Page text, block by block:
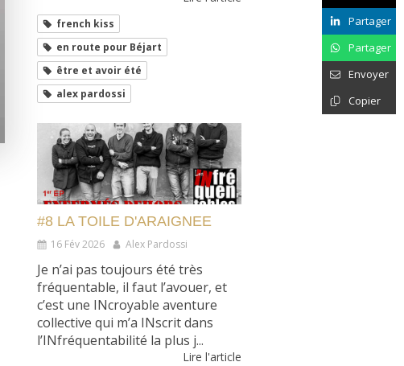
Partager
Partager
Envoyer
Copier
french kiss
en route pour Béjart
être et avoir été
alex pardossi
#8 LA TOILE D'ARAIGNEE
16 Fév 2026 Alex Pardossi
Je n’ai pas toujours été très
fréquentable, il faut l’avouer, et
c’est une INcroyable aventure
collective qui m’a INscrit dans
l’INfréquentabilité la plus j...
Lire l'article